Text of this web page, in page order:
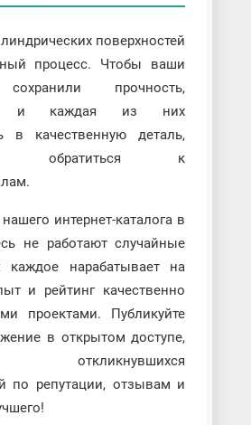
поверхностей
процесс. Чтобы ваши
прочность,
и каждая из них
в качественную деталь,
обратиться к
интернет-каталога в
не работают случайные
каждое нарабатывает на
и рейтинг качественно
проектами. Публикуйте
в открытом доступе,
откликнувшихся
по репутации, отзывам и